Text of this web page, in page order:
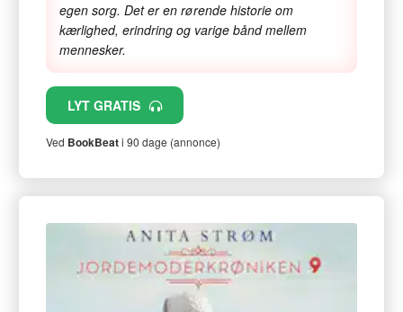
egen sorg. Det er en rørende historie om
kærlighed, erindring og varige bånd mellem
mennesker.
LYT GRATIS
Ved BookBeati 90 dage (annonce)